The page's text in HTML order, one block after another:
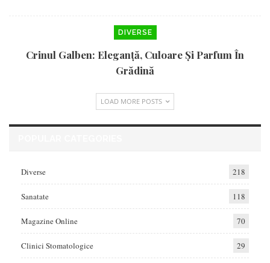
DIVERSE
Crinul Galben: Eleganță, Culoare Și Parfum În
Grădină
LOAD MORE POSTS
Diverse 218
Sanatate 118
Magazine Online 70
Clinici Stomatologice 29